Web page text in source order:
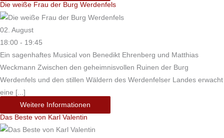
Die weiße Frau der Burg Werdenfels
02. August
18:00 - 19:45
Ein sagenhaftes Musical von Benedikt Ehrenberg und Matthias
Weckmann Zwischen den geheimnisvollen Ruinen der Burg
Werdenfels und den stillen Wäldern des Werdenfelser Landes erwacht
eine [...]
Weitere Informationen
Das Beste von Karl Valentin